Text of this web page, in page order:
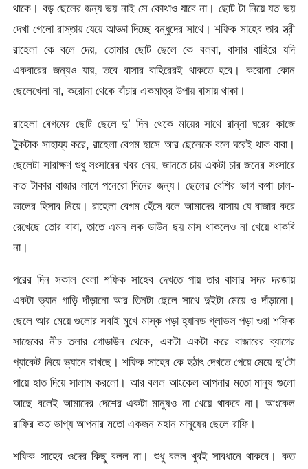
থাকে। বড় ছেলের জন্য ভয় নাই সে কোথাও যাবে না। ছোট টা নিয়ে যত ভয়
দেখা গেলো রাস্তায় যেয়ে আড্ডা দিচ্ছে বন্ধুদের সাথে। শফিক সাহেব তার স্ত্রী
রাহেলা কে বলে দেয়, তোমার ছোট ছেলে কে বলবা, বাসার বাহিরে যদি
একবারের জন্যও যায়, তবে বাসার বাহিরেরই থাকতে হবে। করোনা কোন
ছেলেখেলা না, করোনা থেকে বাঁচার একমাত্র উপায় বাসায় থাকা।
রাহেলা বেগমের ছোট ছেলে দু’ দিন থেকে মায়ের সাথে রান্না ঘরের কাজে
টুকটাক সাহায্য করে, রাহেলা বেগম হাসে আর ছেলেকে বলে ঘরেই থাক বাবা।
ছেলেটা সারাক্ষণ শুধু সংসারের খবর নেয়, জানতে চায় একটা চার জনের সংসারে
কত টাকার বাজার লাগে পনেরো দিনের জন্য। ছেলের বেশির ভাগ কথা চাল-
ডালের হিসাব নিয়ে। রাহেলা বেগম হেঁসে বলে আমাদের বাসায় যে বাজার করে
রেখেছে তোর বাবা, তাতে এমন লক ডাউন ছয় মাস থাকলেও না খেয়ে থাকবি
না।
পরের দিন সকাল বেলা শফিক সাহেব দেখতে পায় তার বাসার সদর দরজায়
একটা ভ্যান গাড়ি দাঁড়ানো আর তিনটা ছেলে সাথে দুইটা মেয়ে ও দাঁড়ানো।
ছেলে আর মেয়ে গুলোর সবাই মুখে মাস্ক পড়া হ্যানড গ্লাভস পড়া ওরা শফিক
সাহেবের নীচ তলার গোডাউন থেকে, একটা একটা করে বাজারের ব্যাগের
প্যাকেট নিয়ে ভ্যানে রাখছে। শফিক সাহেব কে হঠাৎ দেখতে পেয়ে মেয়ে দু’টো
পায়ে হাত দিয়ে সালাম করলো। আর বলল আংকেল আপনার মতো মানুষ গুলো
আছে বলেই আমাদের দেশের একটা মানুষও না খেয়ে থাকবে না। আংকেল
রাফির কত ভাগ্য আপনার মতো একজন মহান মানুষের ছেলে রাফি।
শফিক সাহেব ওদের কিছু বলল না। শুধু বলল খুবই সাবধানে থাকবে। কত